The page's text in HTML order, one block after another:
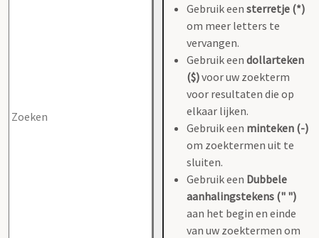
Gebruik een sterretje (*)
om meer letters te
vervangen.
Gebruik een dollarteken
($)voor uw zoekterm
voor resultaten die op
elkaar lijken.
Gebruik een minteken (-)
om zoektermen uit te
sluiten.
Gebruik een Dubbele
aanhalingstekens (" ")
aan het begin en einde
van uw zoektermen om